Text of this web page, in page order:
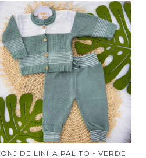
DE LINHA PALITO - VERDE